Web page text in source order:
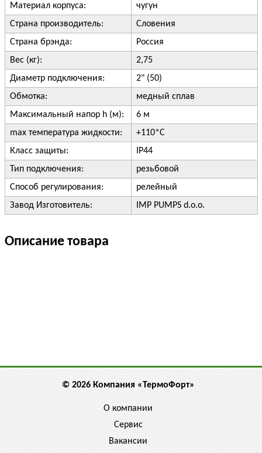
Материал корпуса:
чугун
Страна производитель:
Словения
Страна брэнда:
Россия
Вес (кг):
2,75
Диаметр подключения:
2" (50)
Обмотка:
медный сплав
Максимальный напор h (м):
6 м
max температура жидкости:
+110*С
Класс защиты:
IP44
Тип подключения:
резьбовой
Способ регулирования:
релейный
Завод Изготовитель:
IMP PUMPS d.o.o.
Описание товара
© 2026 Компания «ТермоФорт»
О компании
Сервис
Вакансии